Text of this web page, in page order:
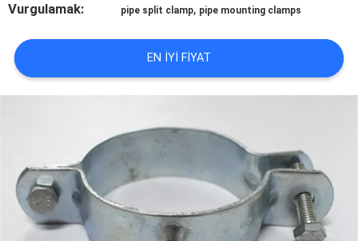
SITE
HARITASI
Vurgulamak:
pipe split clamp, pipe mounting clamps
EN IYI FIYAT